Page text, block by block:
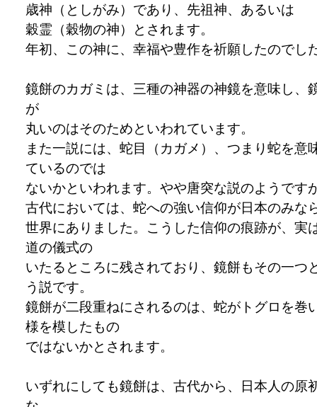
歳神（としがみ）であり、先祖神、あるいは
穀霊（穀物の神）とされます。
年初、この神に、幸福や豊作を祈願したのでし
鏡餅のカガミは、三種の神器の神鏡を意味し、
が
丸いのはそのためといわれています。
また一説には、蛇目（カガメ）、つまり蛇を意
ているのでは
ないかといわれます。やや唐突な説のようです
古代においては、蛇への強い信仰が日本のみな
世界にありました。こうした信仰の痕跡が、実
道の儀式の
いたるところに残されており、鏡餅もその一つ
う説です。
鏡餅が二段重ねにされるのは、蛇がトグロを巻
様を模したもの
ではないかとされます。
いずれにしても鏡餅は、古代から、日本人の原